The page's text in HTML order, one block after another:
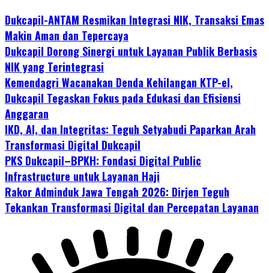
Dukcapil-ANTAM Resmikan Integrasi NIK, Transaksi Emas
Makin Aman dan Tepercaya
Dukcapil Dorong Sinergi untuk Layanan Publik Berbasis
NIK yang Terintegrasi
Kemendagri Wacanakan Denda Kehilangan KTP-el,
Dukcapil Tegaskan Fokus pada Edukasi dan Efisiensi
Anggaran
IKD, AI, dan Integritas: Teguh Setyabudi Paparkan Arah
Transformasi Digital Dukcapil
PKS Dukcapil–BPKH: Fondasi Digital Public
Infrastructure untuk Layanan Haji
Rakor Adminduk Jawa Tengah 2026: Dirjen Teguh
Tekankan Transformasi Digital dan Percepatan Layanan